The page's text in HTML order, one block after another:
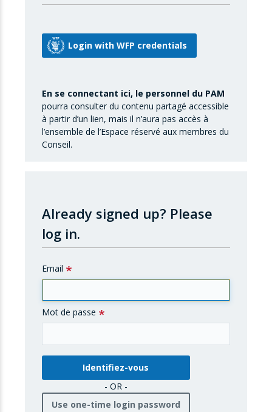
En se connectant ici, le personnel du PAM
pourra consulter du contenu partagé accessible
à partir d’un lien, mais il n’aura pas accès à
l’ensemble de l’Espace réservé aux membres du
Conseil.
Already signed up? Please
log in.
Email
Mot de passe
- OR -
Use one-time login password